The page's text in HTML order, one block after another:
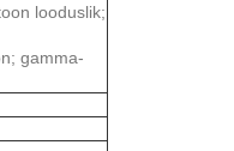
looduslik;
gamma-